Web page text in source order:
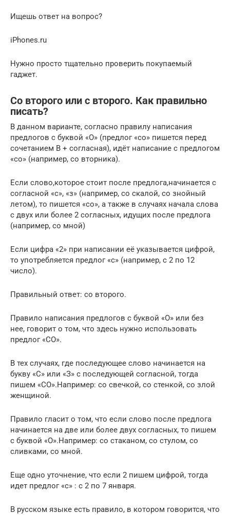
Ищешь ответ на вопрос?
iPhones.ru
Нужно просто тщательно проверить покупаемый
гаджет.
Со второго или с второго. Как правильно
писать?
В данном варианте, согласно правилу написания
предлогов с буквой «О» (предлог «со» пишется перед
сочетанием В + согласная), идёт написание с предлогом
«со» (например, со вторника).
Если слово,которое стоит после предлога,начинается с
согласной «с», «з» (например, со скалой, со знойный
летом), то пишется «со», а также в случаях начала слова
с двух или более 2 согласных, идущих после предлога
(например, со мной)
Если цифра «2» при написании её указывается цифрой,
то употребляется предлог «с» (например, с 2 по 12
число).
Правильный ответ: со второго.
Правило написания предлогов с буквой «О» или без
нее, говорит о том, что здесь нужно использовать
предлог «СО».
В тех случаях, где последующее слово начинается на
букву «С» или «З» с последующей согласной, тогда
пишем «СО».Например: со свечкой, со стенкой, со злой
женщиной.
Правило гласит о том, что если слово после предлога
начинается на две или более двух согласных, то пишем
с буквой «О».Например: со стаканом, со стулом, со
сливками, со мной.
Еще одно уточнение, что если 2 пишем цифрой, тогда
идет предлог «с» : с 2 по 7 января.
В русском языке есть правило, в котором говорится, что